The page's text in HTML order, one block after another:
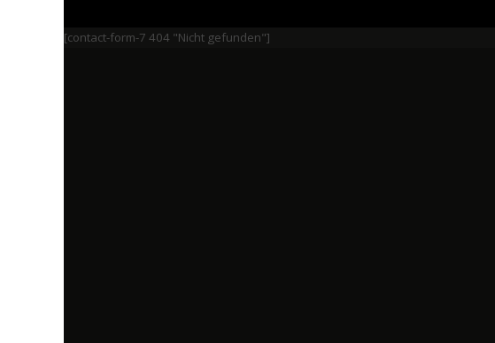
[contact-form-7 404 "Nicht gefunden"]